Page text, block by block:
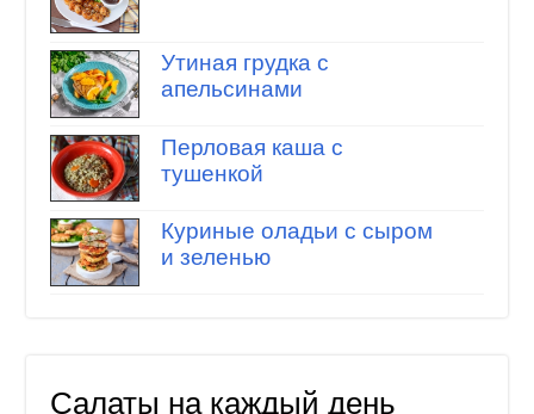
Утиная грудка с
апельсинами
Перловая каша с
тушенкой
Куриные оладьи с сыром
и зеленью
Салаты на каждый день